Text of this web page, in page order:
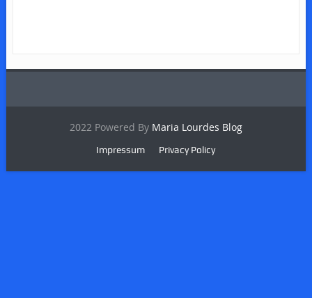
2022 Powered By Maria Lourdes Blog
Impressum Privacy Policy